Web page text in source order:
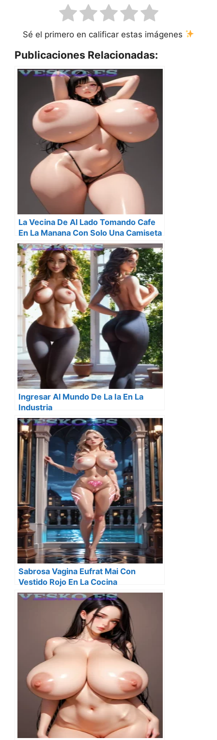
Sé el primero en calificar estas imágenes
Publicaciones Relacionadas:
La Vecina De Al Lado Tomando Cafe
En La Manana Con Solo Una Camiseta
Ingresar Al Mundo De La Ia En La
Industria
Sabrosa Vagina Eufrat Mai Con
Vestido Rojo En La Cocina